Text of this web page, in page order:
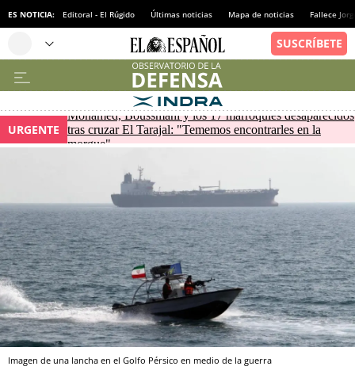
ES NOTICIA: Editoral - El Rúgido Últimas noticias Mapa de noticias Fallece
URGENTE
Mohamed, Boussmahi y los 17 marroquíes desaparecidos
tras cruzar El Tarajal: "Tememos encontrarles en la
morgue"
Imagen de una lancha en el Golfo Pérsico en medio de la guerra